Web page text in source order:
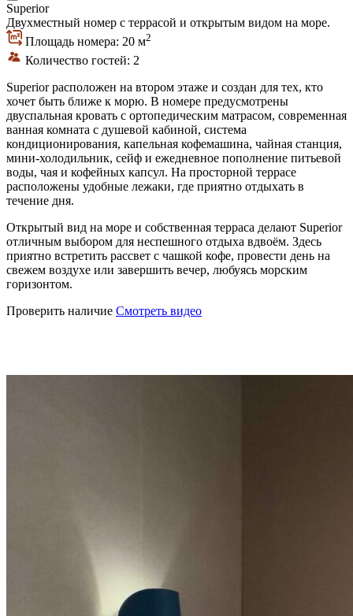
Superior
Двухместный номер с террасой и открытым видом на море.
Площадь номера: 20 м2
Количество гостей: 2
Superior расположен на втором этаже и создан для тех, кто
хочет быть ближе к морю. В номере предусмотрены
двуспальная кровать с ортопедическим матрасом, современная
ванная комната с душевой кабиной, система
кондиционирования, капельная кофемашина, чайная станция,
мини-холодильник, сейф и ежедневное пополнение питьевой
воды, чая и кофейных капсул. На просторной террасе
расположены удобные лежаки, где приятно отдыхать в
течение дня.
Открытый вид на море и собственная терраса делают Superior
отличным выбором для неспешного отдыха вдвоём. Здесь
приятно встретить рассвет с чашкой кофе, провести день на
свежем воздухе или завершить вечер, любуясь морским
горизонтом.
Проверить наличие Смотреть видео